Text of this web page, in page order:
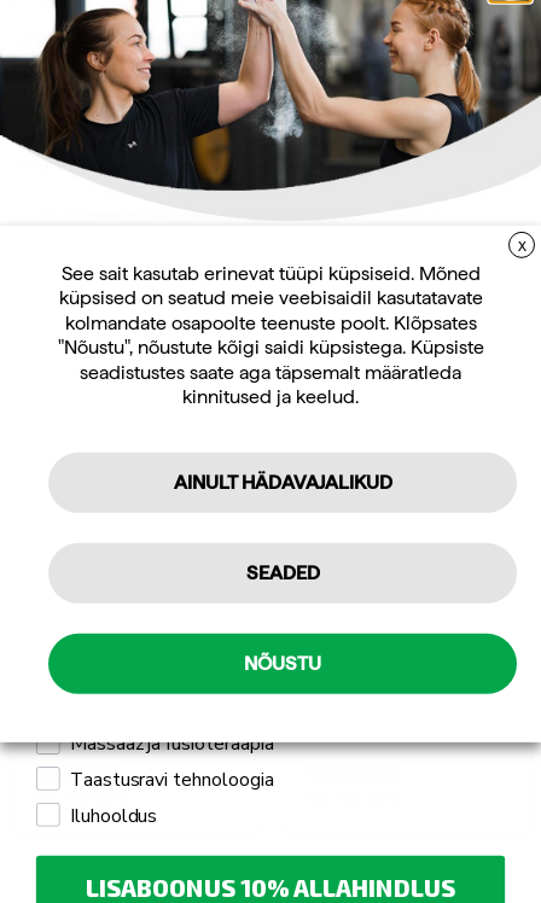
Wrange Pro Line tõsteplatvorm 1x3m / 60mm
Kvaliteetne tõsteplatvorm raskuste tõstmiseks.
Suurepärane valik põrandaplatvormiks
kommertsjõusaalidele, ettevõtte jõusaalidele ja muudes
suure koormusega spordisaalides.
Vineerist keskosa
Kummist ümbermõõt
Seotud tooted
Jõuseadmed ja jõutreeningu
varustus
Wrange Pro Line
569,20€
sis. KM 24%
Jõuseadmed ja jõutreeningu
Wrange Pro Line
hoidik
X
See sait kasutab erinevat tüüpi küpsiseid. Mõned
küpsised on seatud meie veebisaidil kasutatavate
kolmandate osapoolte teenuste poolt. Klõpsates
"Nõustu", nõustute kõigi saidi küpsistega. Küpsiste
seadistustes saate aga täpsemalt määratleda
kinnitused ja keelud.
AINULT HÄDAVAJALIKUD
SEADED
NÕUSTU
LIITUGE UUDISKIRJAGA
Uudiskirja tellijana saate jooksvat teavet ja
pakkumisi teid huvitavate küsimuste kohta
ning 10% allahindlust oma esimeselt veebipoe
tellimuselt.
Isiklikuks kasutamiseks
Professionaalseks kasutamiseks
Mulle pakub huvi
Massaaž ja füsioteraapia
Taastusravi tehnoloogia
Iluhooldus
LISABOONUS 10% ALLAHINDLUS